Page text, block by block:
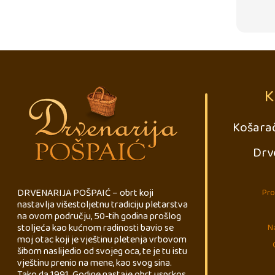
DRVENARIJA POŠPAIĆ – obrt koji
nastavlja višestoljetnu tradiciju pletarstva
na ovom području, 50-tih godina prošlog
stoljeća kao kućnom radinosti bavio se
moj otac koji je vještinu pletenja vrbovom
šibom naslijedio od svojeg oca, te je tu istu
vještinu prenio na mene, kao svog sina.